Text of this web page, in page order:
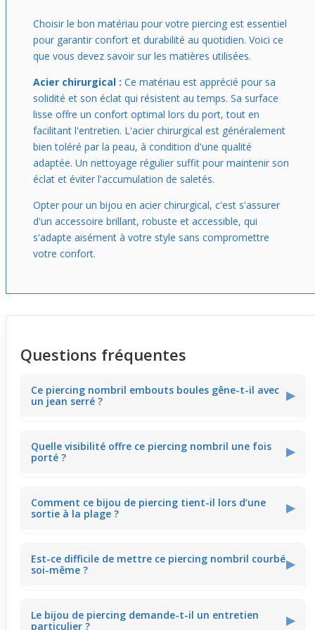
Choisir le bon matériau pour votre piercing est essentiel
pour garantir confort et durabilité au quotidien. Voici ce
que vous devez savoir sur les matières utilisées.
Acier chirurgical : Ce matériau est apprécié pour sa
solidité et son éclat qui résistent au temps. Sa surface
lisse offre un confort optimal lors du port, tout en
facilitant l'entretien. L'acier chirurgical est généralement
bien toléré par la peau, à condition d'une qualité
adaptée. Un nettoyage régulier suffit pour maintenir son
éclat et éviter l'accumulation de saletés.
Opter pour un bijou en acier chirurgical, c'est s'assurer
d'un accessoire brillant, robuste et accessible, qui
s'adapte aisément à votre style sans compromettre
votre confort.
Questions fréquentes
Ce piercing nombril embouts boules gêne-t-il avec
un jean serré ?
▶
ventre, ce qui limite les accrocs avec les vêtements
ajustés. Le contact peut se sentir, mais la forme
Quelle visibilité offre ce piercing nombril une fois
porté ?
▶
le nombril avec un rendu net. Ce piercing attire le regard
tout en restant simple, parfait pour compléter une tenue
Comment ce bijou de piercing tient-il lors d’une
sortie à la plage ?
▶
embouts boules bien fixés. Ce modèle supporte bien les
activités extérieures, comme la plage, sans risque
Est-ce difficile de mettre ce piercing nombril courbé
soi-même ?
▶
pose se fait aisément. Cette facilité encourage un port
Le bijou de piercing demande-t-il un entretien
particulier ?
▶